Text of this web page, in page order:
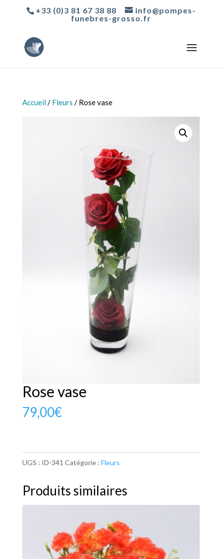
+33 (0)3 81 67 38 88
info@pompes-
funebres-grosso.fr
Accueil/ Fleurs / Rose vase
Rose vase
79,00€
UGS : ID-341 Catégorie : Fleurs
Produits similaires